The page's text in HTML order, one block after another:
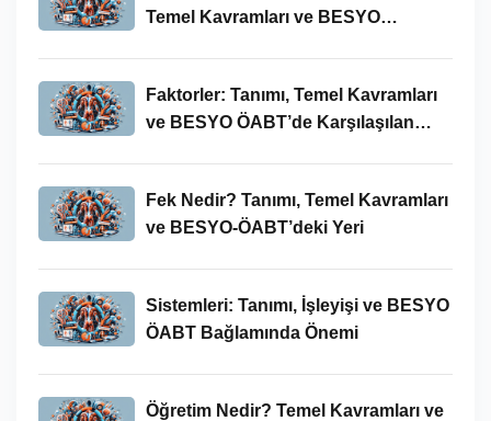
Temel Kavramları ve BESYO
Faktorler: Tanımı, Temel Kavramları
ve BESYO ÖABT’de Karşılaşılan
Fek Nedir? Tanımı, Temel Kavramları
ve BESYO-ÖABT’deki Yeri
Sistemleri: Tanımı, İşleyişi ve BESYO
ÖABT Bağlamında Önemi
Öğretim Nedir? Temel Kavramları ve